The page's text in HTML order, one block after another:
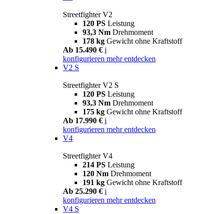
Streetfighter V2
120 PS Leistung
93,3 Nm Drehmoment
178 kg Gewicht ohne Kraftstoff
Ab 15.490 € i
konfigurieren mehr entdecken
V2 S
Streetfighter V2 S
120 PS Leistung
93,3 Nm Drehmoment
175 kg Gewicht ohne Kraftstoff
Ab 17.990 € i
konfigurieren mehr entdecken
V4
Streetfighter V4
214 PS Leistung
120 Nm Drehmoment
191 kg Gewicht ohne Kraftstoff
Ab 25.290 € i
konfigurieren mehr entdecken
V4 S